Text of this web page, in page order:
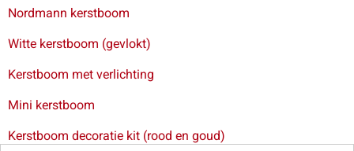
Nordmann kerstboom
Witte kerstboom (gevlokt)
Kerstboom met verlichting
Mini kerstboom
Kerstboom decoratie kit (rood en goud)